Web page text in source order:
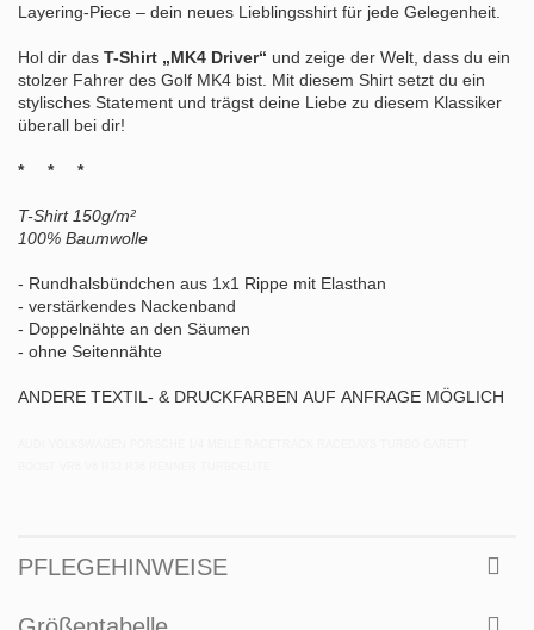
Layering-Piece – dein neues Lieblingsshirt für jede Gelegenheit.
Hol dir das T-Shirt „MK4 Driver“ und zeige der Welt, dass du ein
stolzer Fahrer des Golf MK4 bist. Mit diesem Shirt setzt du ein
stylisches Statement und trägst deine Liebe zu diesem Klassiker
überall bei dir!
* * *
T-Shirt 150g/m²
100% Baumwolle
- Rundhalsbündchen aus 1x1 Rippe mit Elasthan
- verstärkendes Nackenband
- Doppelnähte an den Säumen
- ohne Seitennähte
ANDERE TEXTIL- & DRUCKFARBEN AUF ANFRAGE MÖGLICH
PFLEGEHINWEISE